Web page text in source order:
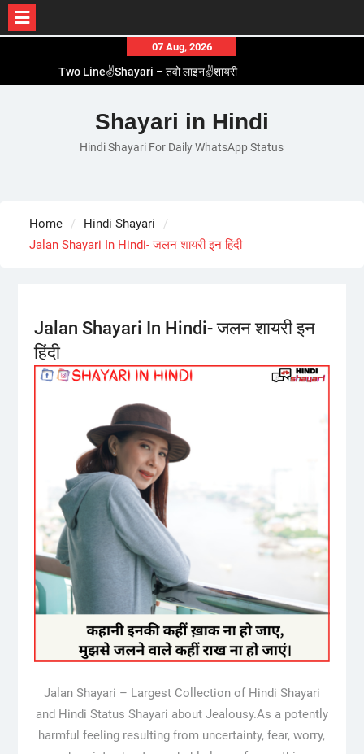
content
07 Aug, 2026
Two Line✌️Shayari – तवो लाइन✌️शायरी
Romantic Love😽Status – रोमांटिक लव😽स्टेटस
Love🥳Poetry In Hindi – लव🥳पोएट्री इन हिंदी
1 Line☝️Shayari In Hindi – १ लाइन☝️शायरी इन हिंदी
Shayari in Hindi
Hindi Shayari For Daily WhatsApp Status
Home
Hindi Shayari
Jalan Shayari In Hindi- जलन शायरी इन हिंदी
Jalan Shayari In Hindi- जलन शायरी इन
हिंदी
Jalan Shayari – Largest Collection of Hindi Shayari
and Hindi Status Shayari about Jealousy.As a potently
harmful feeling resulting from uncertainty, fear, worry,